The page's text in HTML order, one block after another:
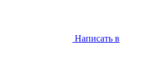
Написать в